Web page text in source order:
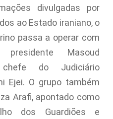
divulgadas por
ao Estado iraniano, o
passa a operar com
Masoud
do Judiciário
Ejei. O grupo também
Arafi, apontado como
dos Guardiões e